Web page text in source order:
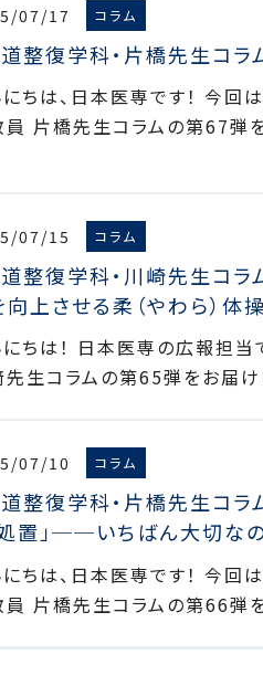
07/17 コラム
道整復学科・片橋先生コラ
にちは、日本医専です！ 今回
員 片橋先生コラムの第67弾
07/15 コラム
道整復学科・川崎先生コラ
向上させる柔（やわら）体操
にちは！ 日本医専の広報担当
先生コラムの第65弾をお届
07/10 コラム
道整復学科・片橋先生コラ
置」──いちばん大切な
にちは、日本医専です！ 今回
員 片橋先生コラムの第66弾